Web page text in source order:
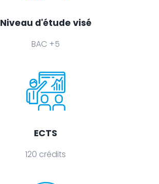
Niveau d'étude visé
BAC +5
ECTS
120 crédits